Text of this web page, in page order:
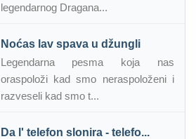
legendarnog Dragana...
Noćas lav spava u džungli
Legendarna pesma koja nas
oraspoloži kad smo neraspoloženi i
razveseli kad smo t...
Da l' telefon slonira - telefo...